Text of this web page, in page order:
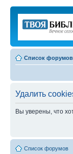
Список форумов
Удалить
Вы уверены, что
Список форумов